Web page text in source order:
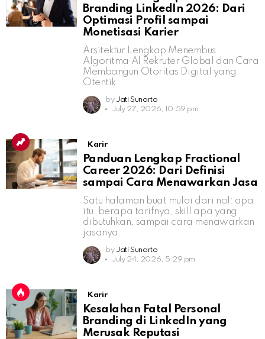
Branding LinkedIn 2026: Dari
Optimasi Profil sampai
Monetisasi Karier
Arsitektur Lengkap Menembus
Algoritma AI Rekruter Global dan Cara
Membangun Otoritas Digital yang
Otentik
by Jati Sunarto
July 27, 2026, 10:59 pm
Karir
Panduan Lengkap Fractional
Career 2026: Dari Definisi
sampai Cara Menawarkan Jasa
Satu halaman buat mulai dari nol: apa
itu, berapa tarifnya, skill apa yang
dibutuhkan, sampai cara menawarkan
jasanya.
by Jati Sunarto
July 24, 2026, 5:29 pm
Karir
Kesalahan Fatal Personal
Branding di LinkedIn yang
Merusak Reputasi